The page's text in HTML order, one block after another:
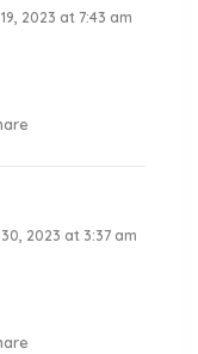
2023 at 7:43 am
2023 at 3:37 am